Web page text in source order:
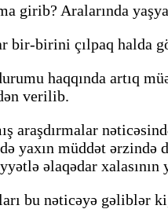
girib? Aralarında
bir-birini çılpaq halda
haqqında artıq
verilib.
araşdırmalar
yaxın müddət
əlaqədar xalasının
bu nəticəyə gəliblər